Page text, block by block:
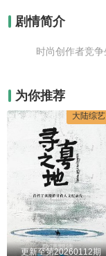
剧情简介
时尚创作者竞
为你推荐
大陆综艺
更新至第20260112期